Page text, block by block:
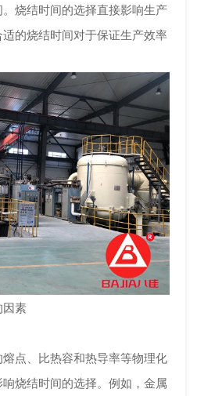
烧结时间的选择直接影响生产
的烧结时间对于保证生产效率
因素
点、比热容和热导率等物理化
烧结时间的选择。例如，金属